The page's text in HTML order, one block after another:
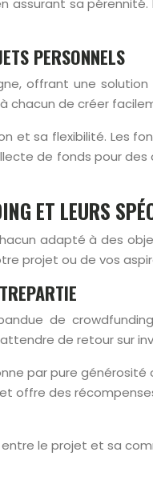
assurant sa
PERSONNELS
offrant une
chacun de créer
et sa flexibilité. Les
de fonds pour
ET LEURS
adapté à des
projet ou de vos
de
de retour sur
par pure générosité
offre des
le projet et sa